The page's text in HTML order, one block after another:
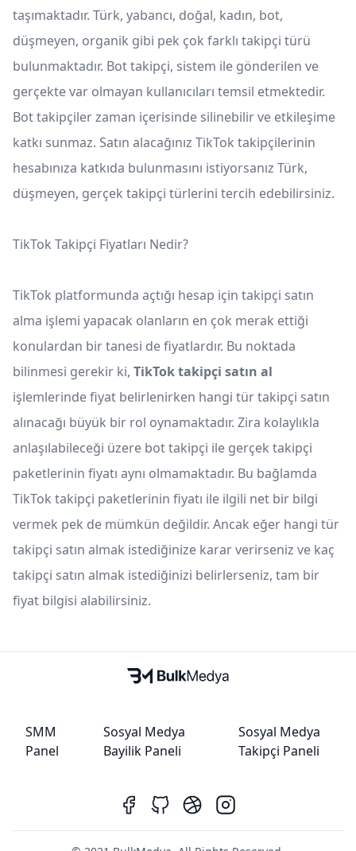
taşımaktadır. Türk, yabancı, doğal, kadın, bot,
düşmeyen, organik gibi pek çok farklı takipçi türü
bulunmaktadır. Bot takipçi, sistem ile gönderilen ve
gerçekte var olmayan kullanıcıları temsil etmektedir.
Bot takipçiler zaman içerisinde silinebilir ve etkileşime
katkı sunmaz. Satın alacağınız TikTok takipçilerinin
hesabınıza katkıda bulunmasını istiyorsanız Türk,
düşmeyen, gerçek takipçi türlerini tercih edebilirsiniz.
TikTok Takipçi Fiyatları Nedir?
TikTok platformunda açtığı hesap için takipçi satın
alma işlemi yapacak olanların en çok merak ettiği
konulardan bir tanesi de fiyatlardır. Bu noktada
bilinmesi gerekir ki, TikTok takipçi satın al
işlemlerinde fiyat belirlenirken hangi tür takipçi satın
alınacağı büyük bir rol oynamaktadır. Zira kolaylıkla
anlaşılabileceği üzere bot takipçi ile gerçek takipçi
paketlerinin fiyatı aynı olmamaktadır. Bu bağlamda
TikTok takipçi paketlerinin fiyatı ile ilgili net bir bilgi
vermek pek de mümkün değildir. Ancak eğer hangi tür
takipçi satın almak istediğinize karar verirseniz ve kaç
takipçi satın almak istediğinizi belirlerseniz, tam bir
fiyat bilgisi alabilirsiniz.
SMM
Panel
Sosyal Medya
Bayilik Paneli
Sosyal Medya
Takipçi Paneli